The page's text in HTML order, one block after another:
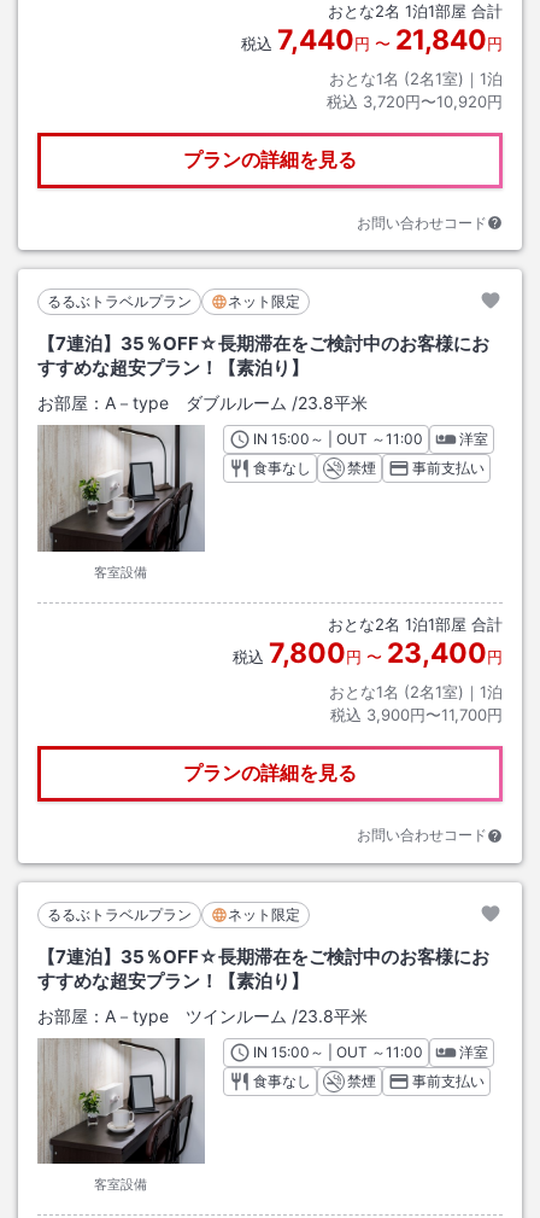
おとな2名 1泊1部屋 合計
税込 7,440円 〜 21,840円
おとな1名 (2名1室)｜ 1泊
税込 3,720円〜10,920円
プランの詳細を見る
お問い合わせコード
るるぶトラベルプラン ネット限定
【7連泊】35％OFF☆長期滞在をご検討中のお客様にお
すすめな超安プラン！【素泊り】
お部屋： A－type ダブルルーム /23.8平米
客室設備
INチェックイン
15:00 ～ | OUT チェックアウト
～11:00
洋室
食事なし
禁煙 事前支払い
おとな2名 1泊1部屋 合計
税込 7,800円 〜 23,400円
おとな1名 (2名1室)｜ 1泊
税込 3,900円〜11,700円
プランの詳細を見る
お問い合わせコード
るるぶトラベルプラン ネット限定
【7連泊】35％OFF☆長期滞在をご検討中のお客様にお
すすめな超安プラン！【素泊り】
お部屋： A－type ツインルーム /23.8平米
客室設備
INチェックイン
15:00 ～ | OUT チェックアウト
～11:00
洋室
食事なし
禁煙 事前支払い